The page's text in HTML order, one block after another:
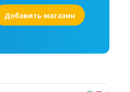
Добавить магазин